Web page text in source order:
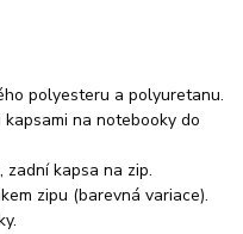
polyesteru a polyuretanu.
na notebooky do
zadní kapsa na zip.
zipu (barevná variace).